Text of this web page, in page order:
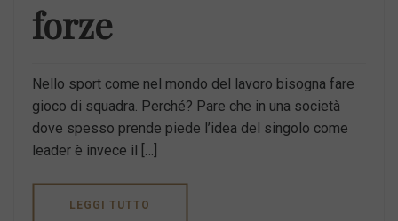
forze
Nello sport come nel mondo del lavoro bisogna fare
gioco di squadra. Perché? Pare che in una società
dove spesso prende piede l’idea del singolo come
leader è invece il […]
LEGGI TUTTO